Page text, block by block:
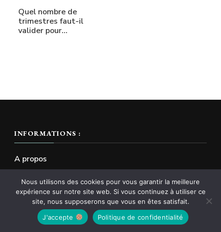
Quel nombre de
trimestres faut-il
valider pour…
INFORMATIONS :
A propos
Mentions légales
Plan du site
Nous utilisons des cookies pour vous garantir la meilleure
expérience sur notre site web. Si vous continuez à utiliser ce
site, nous supposerons que vous en êtes satisfait.
J'accepte
Politique de confidentialité